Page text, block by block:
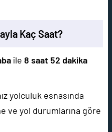
Kaç Saat?
ile 8 saat 52 dakika
yolculuk esnasında
ve yol durumlarına göre